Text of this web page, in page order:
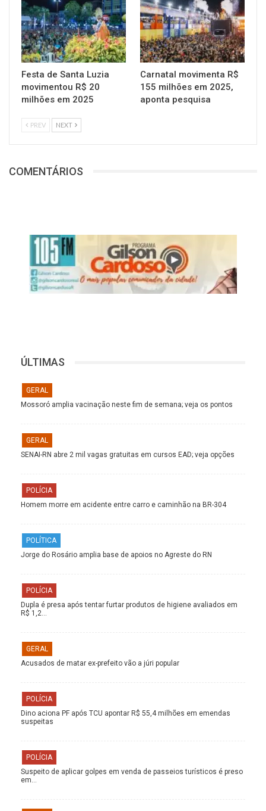
Festa de Santa Luzia
movimentou R$ 20
milhões em 2025
Carnatal movimenta R$
155 milhões em 2025,
aponta pesquisa
PREV NEXT
COMENTÁRIOS
ÚLTIMAS
GERAL
Mossoró amplia vacinação neste fim de semana; veja os pontos
GERAL
SENAI-RN abre 2 mil vagas gratuitas em cursos EAD; veja opções
POLÍCIA
Homem morre em acidente entre carro e caminhão na BR-304
POLÍTICA
Jorge do Rosário amplia base de apoios no Agreste do RN
POLÍCIA
Dupla é presa após tentar furtar produtos de higiene avaliados em
R$ 1,2…
GERAL
Acusados de matar ex-prefeito vão a júri popular
POLÍCIA
Dino aciona PF após TCU apontar R$ 55,4 milhões em emendas
suspeitas
POLÍCIA
Suspeito de aplicar golpes em venda de passeios turísticos é preso
em…